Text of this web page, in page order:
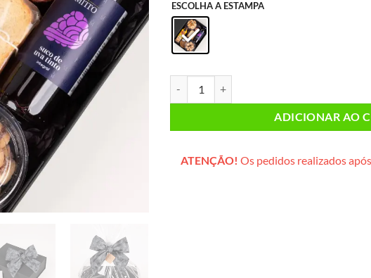
ESCOLHA A ESTAMPA
ADICIONAR AO
ATENÇÃO! Os pedidos realizados